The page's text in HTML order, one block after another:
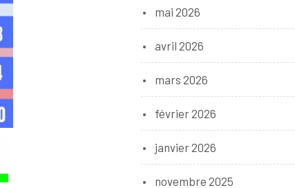
mai 2026
avril 2026
mars 2026
février 2026
janvier 2026
novembre 2025